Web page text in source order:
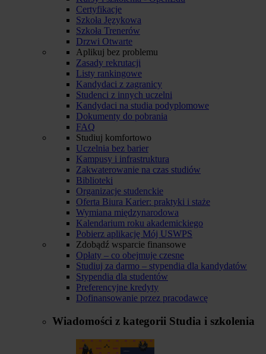
Certyfikacje
Szkoła Językowa
Szkoła Trenerów
Drzwi Otwarte
Aplikuj bez problemu
Zasady rekrutacji
Listy rankingowe
Kandydaci z zagranicy
Studenci z innych uczelni
Kandydaci na studia podyplomowe
Dokumenty do pobrania
FAQ
Studiuj komfortowo
Uczelnia bez barier
Kampusy i infrastruktura
Zakwaterowanie na czas studiów
Biblioteki
Organizacje studenckie
Oferta Biura Karier: praktyki i staże
Wymiana międzynarodowa
Kalendarium roku akademickiego
Pobierz aplikację Mój USWPS
Zdobądź wsparcie finansowe
Opłaty – co obejmuje czesne
Studiuj za darmo – stypendia dla kandydatów
Stypendia dla studentów
Preferencyjne kredyty
Dofinansowanie przez pracodawcę
Wiadomości z kategorii Studia i szkolenia